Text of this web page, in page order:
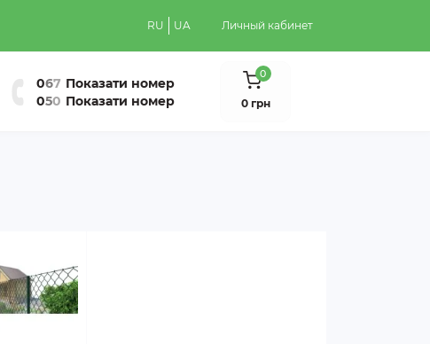
RU UA Личный кабинет
067 Показати номер
050 Показати номер
0
0 грн